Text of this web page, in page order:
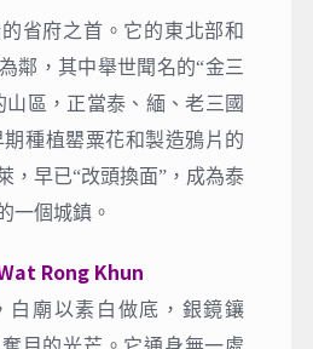
)清萊→龍坤藝
廟、翠峰茶園、
Pine Resort and SPA 或同等級